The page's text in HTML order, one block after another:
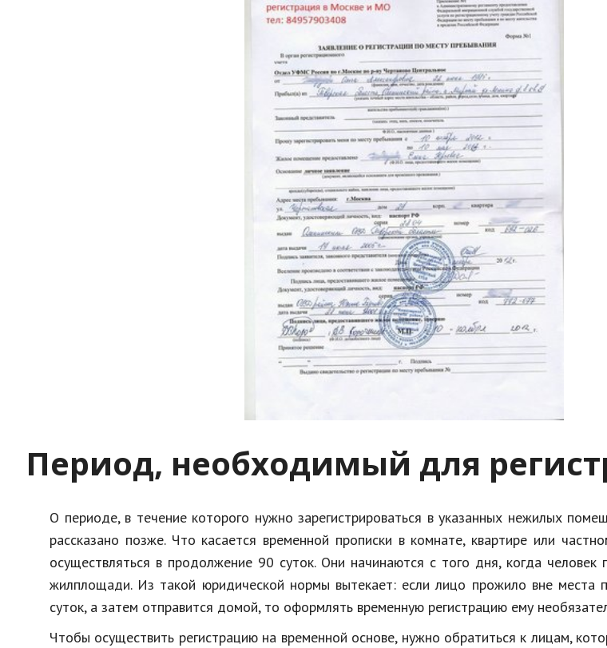
Период, необходимый для
О периоде, в течение которого нужно зарегистрироваться в указанных нежилых
рассказано позже. Что касается временной прописки в комнате, квартире или
осуществляться в продолжение 90 суток. Они начинаются с того дня, когда человек
жилплощади. Из такой юридической нормы вытекает: если лицо прожило вне места
суток, а затем отправится домой, то оформлять временную регистрацию ему
Чтобы осуществить регистрацию на временной основе, нужно обратиться к лицам,